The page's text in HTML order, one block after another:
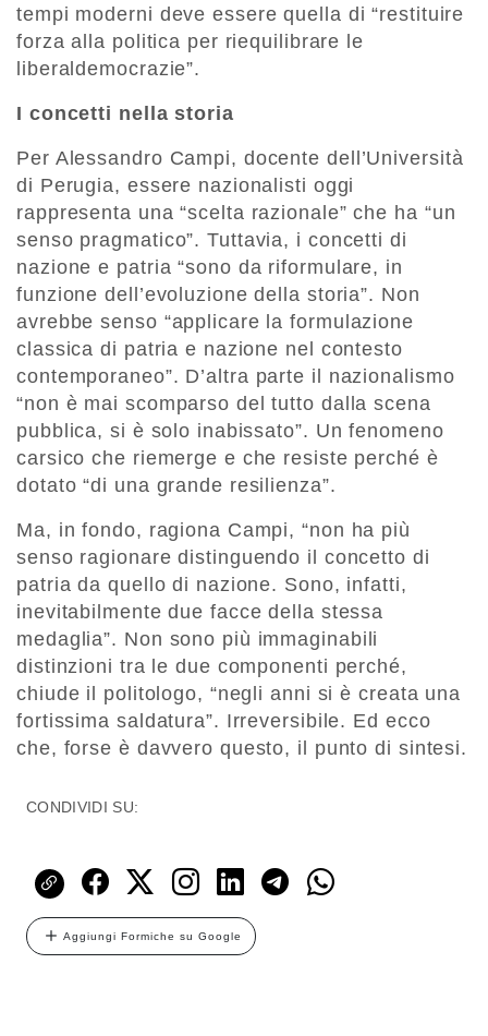
tempi moderni deve essere quella di “restituire
forza alla politica per riequilibrare le
liberaldemocrazie”.
I concetti nella storia
Per Alessandro Campi, docente dell’Università
di Perugia, essere nazionalisti oggi
rappresenta una “scelta razionale” che ha “un
senso pragmatico”. Tuttavia, i concetti di
nazione e patria “sono da riformulare, in
funzione dell’evoluzione della storia”. Non
avrebbe senso “applicare la formulazione
classica di patria e nazione nel contesto
contemporaneo”. D’altra parte il nazionalismo
“non è mai scomparso del tutto dalla scena
pubblica, si è solo inabissato”. Un fenomeno
carsico che riemerge e che resiste perché è
dotato “di una grande resilienza”.
Ma, in fondo, ragiona Campi, “non ha più
senso ragionare distinguendo il concetto di
patria da quello di nazione. Sono, infatti,
inevitabilmente due facce della stessa
medaglia”. Non sono più immaginabili
distinzioni tra le due componenti perché,
chiude il politologo, “negli anni si è creata una
fortissima saldatura”. Irreversibile. Ed ecco
che, forse è davvero questo, il punto di sintesi.
CONDIVIDI SU:
Aggiungi Formiche su Google